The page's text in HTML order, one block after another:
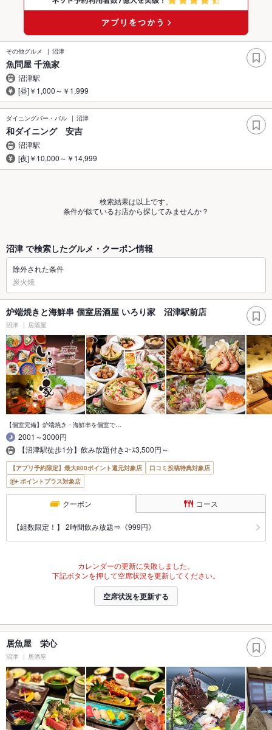
その他グルメ 沼津
魚問屋 千漁家
沼津駅
[昼]￥1,000～￥1,999
ダイニングバー・バル 沼津
和ダイニング 安吉
沼津駅
[夜]￥10,000～￥14,999
検索結果は以上です。
条件が似ているお店から探してみませんか？
沼津 で検索したグルメ・クーポン情報
除外された条件
炭火焼
炉端焼きと海鮮串 個室居酒屋 いろり家 沼津駅前店
沼津 居酒屋
【個室完備】炉端焼き・海鮮串を個室で…
2001～3000円
【沼津駅徒歩1分】飲み放題付きｺｰｽ3,500円～
【アプリ予約限定】最大800ポイント還元対象店
口コミ投稿特典対象店
ポイントプラス対象店
クーポン コース
【組数限定！】 2時間飲み放題⇒《999円》
カレンダーの更新に失敗しました。
下記ボタンを押して空席状況を更新してください。
空席状況を更新する
居魚屋 栄心
沼津 居酒屋